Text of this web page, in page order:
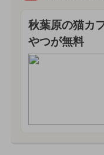
秋葉原の猫カ
やつが無料